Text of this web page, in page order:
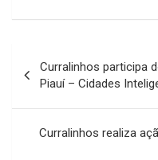
de
Post
Curralinhos participa
Piauí – Cidades
Curralinhos realiza